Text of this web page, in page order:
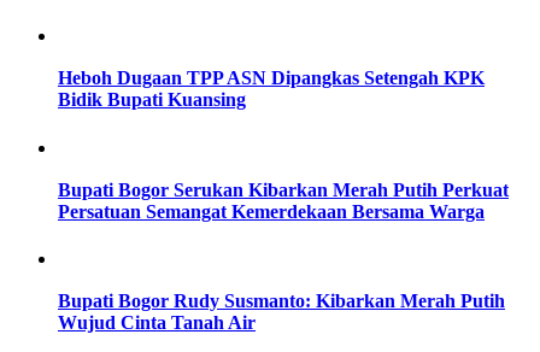
Heboh Dugaan TPP ASN Dipangkas Setengah KPK
Bidik Bupati Kuansing
Bupati Bogor Serukan Kibarkan Merah Putih Perkuat
Persatuan Semangat Kemerdekaan Bersama Warga
Bupati Bogor Rudy Susmanto: Kibarkan Merah Putih
Wujud Cinta Tanah Air